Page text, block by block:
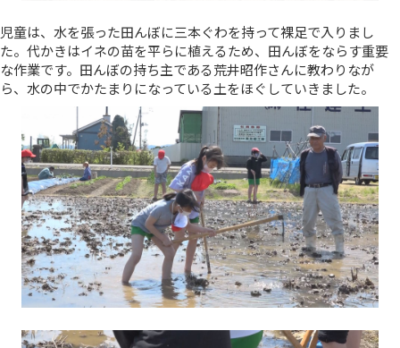
児童は、水を張った田んぼに三本ぐわを持って裸足で入りまし
た。代かきはイネの苗を平らに植えるため、田んぼをならす重要
な作業です。田んぼの持ち主である荒井昭作さんに教わりなが
ら、水の中でかたまりになっている土をほぐしていきました。